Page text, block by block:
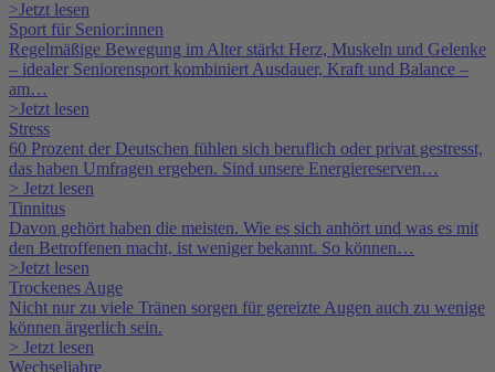
>Jetzt lesen
Sport für Senior:innen
Regelmäßige Bewegung im Alter stärkt Herz, Muskeln und Gelenke
– idealer Seniorensport kombiniert Ausdauer, Kraft und Balance –
am…
>Jetzt lesen
Stress
60 Prozent der Deutschen fühlen sich beruflich oder privat gestresst,
das haben Umfragen ergeben. Sind unsere Energiereserven…
> Jetzt lesen
Tinnitus
Davon gehört haben die meisten. Wie es sich anhört und was es mit
den Betroffenen macht, ist weniger bekannt. So können…
>Jetzt lesen
Trockenes Auge
Nicht nur zu viele Tränen sorgen für gereizte Augen auch zu wenige
können ärgerlich sein.
> Jetzt lesen
Wechseljahre